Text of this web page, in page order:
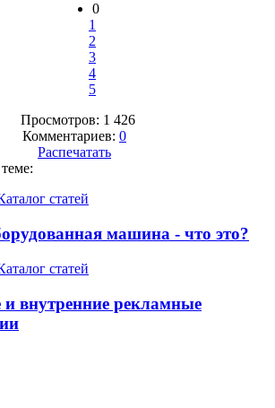
0
1
2
3
4
5
Просмотров: 1 426
Комментариев: 0
Распечатать
статей
машина - что это?
статей
внутренние рекламные